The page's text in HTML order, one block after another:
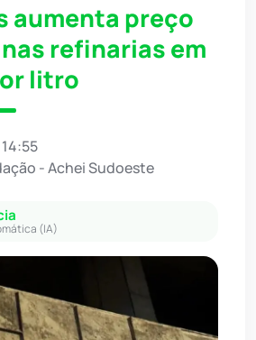
aumenta preço
refinarias em
litro
- Achei Sudoeste
(IA)